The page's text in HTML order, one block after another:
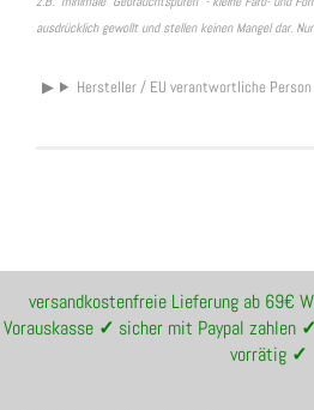
ausdrücklich gewollt und stellen keinen Mangel dar.
Hersteller / EU verantwortliche Person
versandkostenfreie Lieferung ab 69€
Vorauskasse ✓ sicher mit Paypal zahlen ✓
vorrätig ✓